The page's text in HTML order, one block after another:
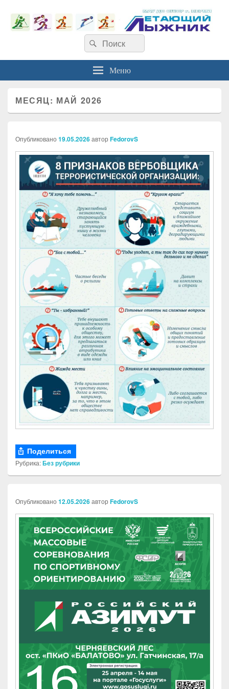
Найти:Поиск
Меню
МЕСЯЦ: МАЙ 2026
Опубликовано 19.05.2026автор FedorovS
Поделиться
Рубрика:Без рубрики
Опубликовано 12.05.2026автор FedorovS